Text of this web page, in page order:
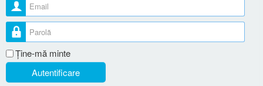
Parolă
Ţine-mă minte
Autentificare